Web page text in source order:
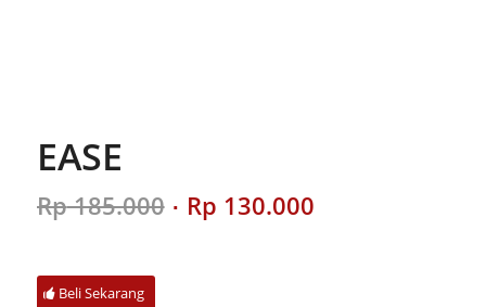
EASE
Rp185.000 Original
price
Rp 130.000Current
Beli Sekarang